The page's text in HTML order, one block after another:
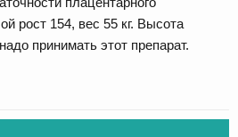
рост 154, вес 55 кг. Высота
принимать этот препарат.